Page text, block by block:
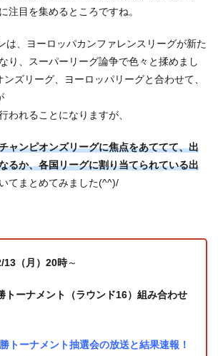
注目を集めるところですね。
は、ヨーロッパカンファレンスリーグが新た
り、スーパーリーグ論争で色々と揉めまし
ズリーグ、ヨーロッパリーグと合わせて、
われることになりますが、
ャンピオンズリーグに焦点をあててて、出
るか、各国リーグに割り当てられている出
てまとめてみました(^^)/
13（月）20時～
トーナメント（ラウンド16）組み合わせ
トーナメント抽選会の放送と結果速報！